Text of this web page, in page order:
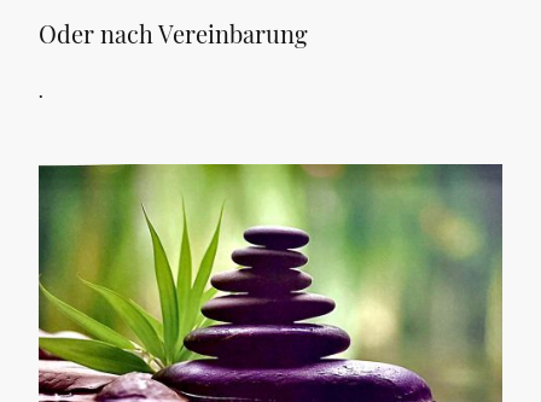
Oder nach Vereinbarung
.